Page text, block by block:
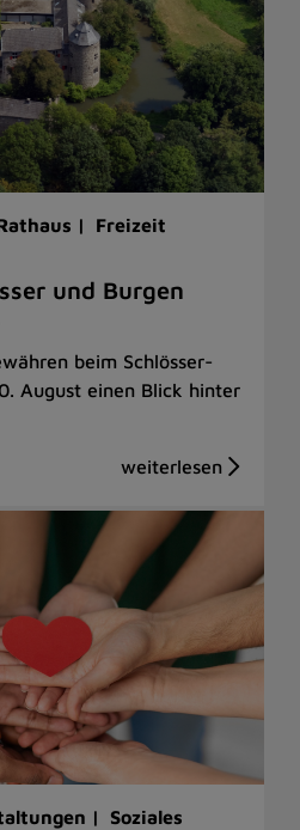
| Freizeit
und Burgen
beim Schlösser-
August einen Blick hinter
| Soziales